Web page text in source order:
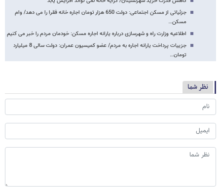
جزئیاتی از مسکن اجتماعی: دولت 650 هزار تومان اجاره خانه فقرا را می دهد/ وام
مسکن…
اطلاعیه وزارت راه و شهرسازی درباره یارانه اجاره مسکن: خودمان مردم را خبر می کنیم
جزییات پرداخت یارانه اجاره به مردم/ عضو کمیسیون عمران: دولت سالی 8 میلیارد
تومان…
نظر شما